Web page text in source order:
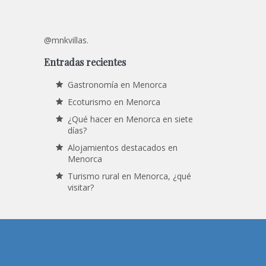
@mnkvillas.
Entradas recientes
Gastronomía en Menorca
Ecoturismo en Menorca
¿Qué hacer en Menorca en siete
días?
Alojamientos destacados en
Menorca
Turismo rural en Menorca, ¿qué
visitar?